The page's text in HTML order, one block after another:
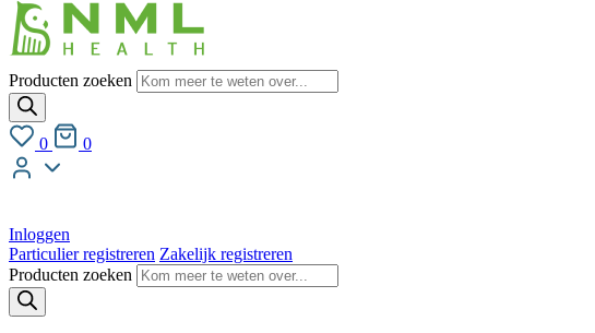
Producten zoeken
0 0
Inloggen
Particulier registreren Zakelijk registreren
Producten zoeken